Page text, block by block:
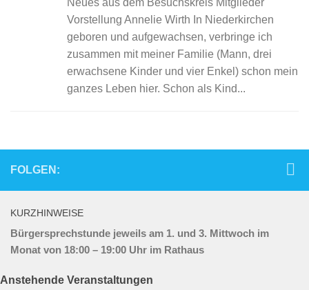
Neues aus dem Besuchskreis Mitglieder
Vorstellung Annelie Wirth In Niederkirchen
geboren und aufgewachsen, verbringe ich
zusammen mit meiner Familie (Mann, drei
erwachsene Kinder und vier Enkel) schon mein
ganzes Leben hier. Schon als Kind...
FOLGEN:
KURZHINWEISE
Bürgersprechstunde jeweils am 1. und 3. Mittwoch im
Monat von 18:00 – 19:00 Uhr im Rathaus
Anstehende Veranstaltungen